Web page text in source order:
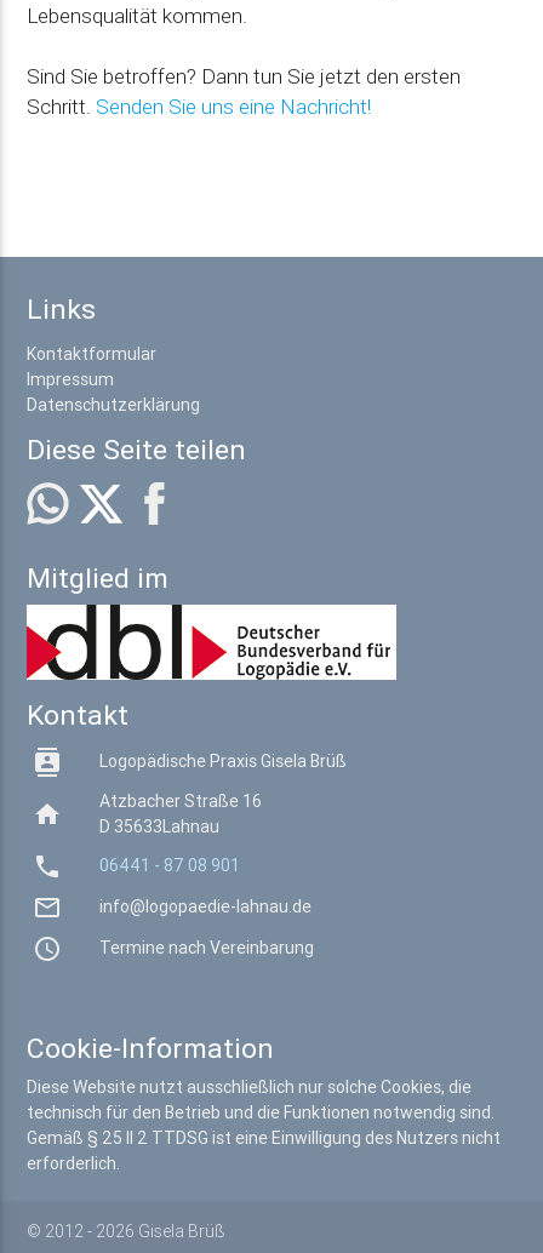
Lebensqualität kommen.
Sind Sie betroffen? Dann tun Sie jetzt den ersten
Schritt. Senden Sie uns eine Nachricht!
Links
Kontaktformular
Impressum
Datenschutzerklärung
Diese Seite teilen
Mitglied im
Kontakt
 Logopädische Praxis Gisela Brüß

Atzbacher Straße 16
D 35633Lahnau
 06441 - 87 08 901
 info@logopaedie-lahnau.de
 Termine nach Vereinbarung
Cookie-Information
Diese Website nutzt ausschließlich nur solche Cookies, die
technisch für den Betrieb und die Funktionen notwendig sind.
Gemäß § 25 II 2 TTDSG ist eine Einwilligung des Nutzers nicht
erforderlich.
© 2012 - 2026 Gisela Brüß